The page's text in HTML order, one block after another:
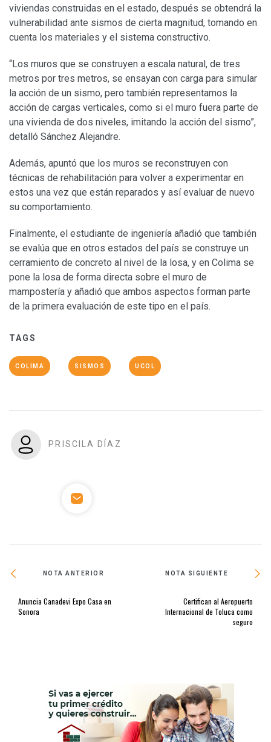
viviendas construidas en el estado, después se obtendrá la
vulnerabilidad ante sismos de cierta magnitud, tomando en
cuenta los materiales y el sistema constructivo.
“Los muros que se construyen a escala natural, de tres
metros por tres metros, se ensayan con carga para simular
la acción de un sismo, pero también representamos la
acción de cargas verticales, como si el muro fuera parte de
una vivienda de dos niveles, imitando la acción del sismo”,
detalló Sánchez Alejandre.
Además, apuntó que los muros se reconstruyen con
técnicas de rehabilitación para volver a experimentar en
estos una vez que están reparados y así evaluar de nuevo
su comportamiento.
Finalmente, el estudiante de ingeniería añadió que también
se evalúa que en otros estados del país se construye un
cerramiento de concreto al nivel de la losa, y en Colima se
pone la losa de forma directa sobre el muro de
mampostería y añadió que ambos aspectos forman parte
de la primera evaluación de este tipo en el país.
TAGS
COLIMA SISMOS UCOL
PRISCILA DÍAZ
NOTA ANTERIOR
Anuncia Canadevi Expo Casa en
Sonora
NOTA SIGUIENTE
Certifican al Aeropuerto
Internacional de Toluca como
seguro